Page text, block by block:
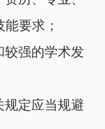
要求；
较强的学术发
规定应当规避